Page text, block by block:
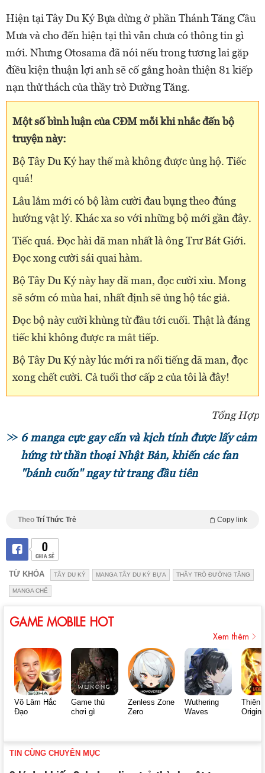
Hiện tại Tây Du Ký Bựa dừng ở phần Thánh Tăng Cầu
Mưa và cho đến hiện tại thì vẫn chưa có thông tin gì
mới. Nhưng Otosama đã nói nếu trong tương lai gặp
điều kiện thuận lợi anh sẽ cố gắng hoàn thiện 81 kiếp
nạn thử thách của thầy trò Đường Tăng.
Một số bình luận của CĐM mỗi khi nhắc đến bộ
truyện này:
Bộ Tây Du Ký hay thế mà không được ủng hộ. Tiếc
quá!
Lâu lắm mới có bộ làm cười đau bụng theo đúng
hướng vật lý. Khác xa so với những bộ mới gần đây.
Tiếc quá. Đọc hài dã man nhất là ông Trư Bát Giới.
Đọc xong cười sái quai hàm.
Bộ Tây Du Ký này hay dã man, đọc cười xỉu. Mong
sẽ sớm có mùa hai, nhất định sẽ ủng hộ tác giả.
Đọc bộ này cười khùng từ đầu tới cuối. Thật là đáng
tiếc khi không được ra mắt tiếp.
Bộ Tây Du Ký này lúc mới ra nổi tiếng dã man, đọc
xong chết cười. Cả tuổi thơ cấp 2 của tôi là đây!
Tổng Hợp
6 manga cực gay cấn và kịch tính được lấy cảm
hứng từ thần thoại Nhật Bản, khiến các fan
"bánh cuốn" ngay từ trang đầu tiên
Theo Trí Thức Trẻ Copy link
0
CHIA SẺ
TỪ KHÓA TÂY DU KÝ MANGA TÂY DU KÝ BỰA THẦY TRÒ ĐƯỜNG TĂNG
MANGA CHẾ
GAME MOBILE HOT
Xem thêm
Võ Lâm Hắc
Đạo
Game thủ
chơi gì
Zenless Zone
Zero
Wuthering
Waves
Thiên
Origin
TIN CÙNG CHUYÊN MỤC